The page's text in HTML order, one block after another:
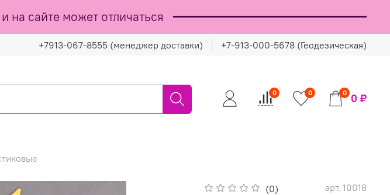
на сайте может отличаться
+7913-067-8555 (менеджер доставки) +7-913-000-5678 (Геодезическая)
0 0 0 0 ₽
(0) арт. 10018